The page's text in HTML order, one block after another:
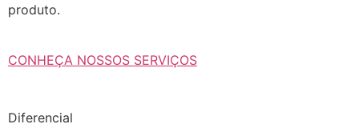
produto.
CONHEÇA NOSSOS SERVIÇOS
Diferencial